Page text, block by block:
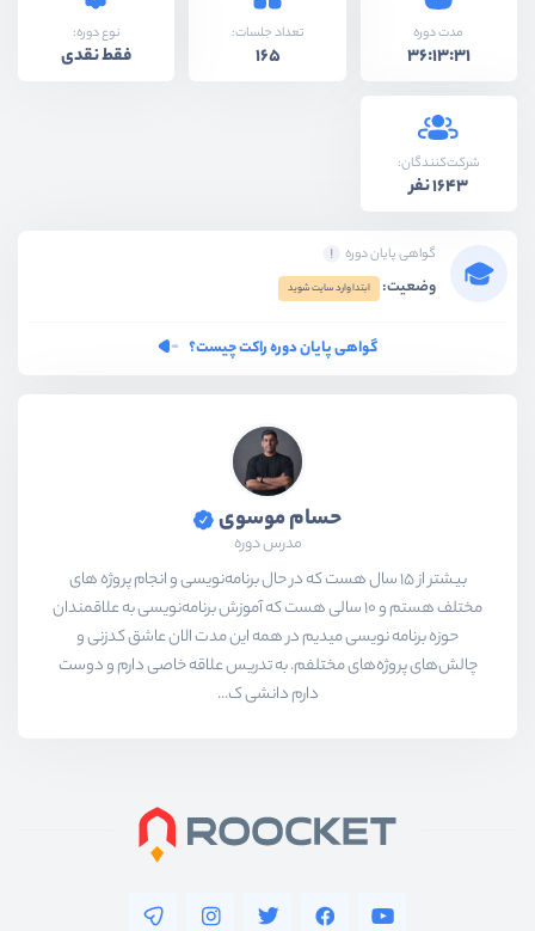
مدت دوره
36:13:31
تعداد جلسات:
165
نوع دوره:
فقط نقدی
شرکت‌کنندگان:
1643 نفر
گواهی پایان دوره
وضعیت: ابتدا وارد سایت شوید
گواهی پایان دوره راکت چیست؟
حسام موسوی
مدرس دوره
بیشتر از ۱۵ سال هست که در حال برنامه‌نویسی و انجام پروژه های
مختلف هستم و ۱۰ سالی هست که آموزش برنامه‌نویسی به علاقمندان
حوزه برنامه نویسی میدیم در همه این مدت الان عاشق کدزنی و
چالش‌های پروژه‌های مختلفم. به تدریس علاقه خاصی دارم و دوست
دارم دانشی ک...